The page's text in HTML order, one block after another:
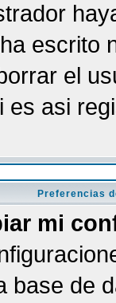
escrito
el
es asi
Preferencias
mi
base de